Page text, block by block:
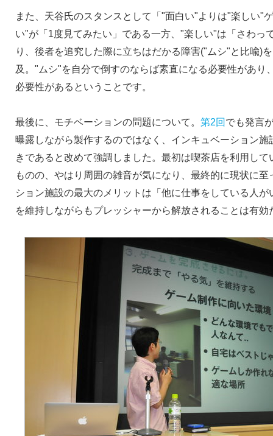
また、天谷氏のスタンスとして「"面白い"よりは"楽しい"
い"が「1度見てみたい」である一方、"楽しい"は「さわっ
り、後者を追究した際に立ちはだかる障害("ムシ"と比喩)
及。"ムシ"を自分で倒すのならば素直になる必要性があり
必要性があるということです。
最後に、モチベーションの問題について。 第2回でも発言
曝露しながら製作するのではなく、インキュベーション
きであると改めて強調しました。最初は喫茶店を利用し
ものの、やはり周囲の雑音が気になり、最終的に現状に
ション施設の最大のメリットは「他に仕事をしている人
を維持しながらもプレッシャーから解放されることは有効